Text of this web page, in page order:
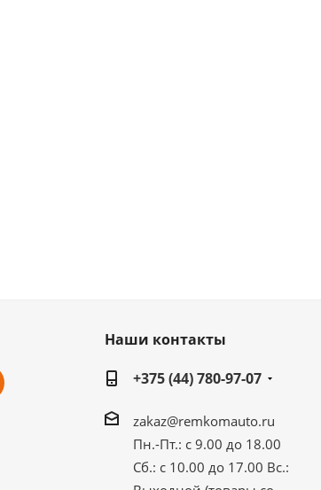
Наши контакты
+375 (44) 780-97-07
zakaz@remkomauto.ru
Пн.-Пт.: с 9.00 до 18.00
Сб.: с 10.00 до 17.00 Вс.: